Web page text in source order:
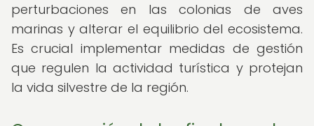
perturbaciones en las colonias de aves
marinas y alterar el equilibrio del ecosistema.
Es crucial implementar medidas de gestión
que regulen la actividad turística y protejan
la vida silvestre de la región.